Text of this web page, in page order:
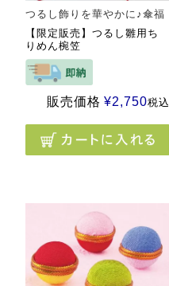
つるし飾りを華やかに♪傘福
【限定販売】つるし雛用ち
りめん椀笠
販売価格 ¥2,750税込